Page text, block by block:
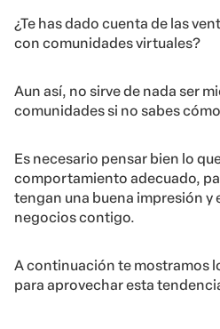
¿Te has dado cuenta de las
con comunidades virtuales?
Aun así, no sirve de nada ser
comunidades si no sabes
Es necesario pensar bien lo
comportamiento adecuado,
tengan una buena impresión y
negocios contigo.
A continuación te mostramos
para aprovechar esta